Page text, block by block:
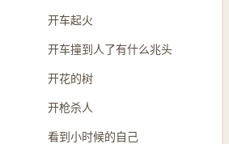
开车起火
开车撞到人了有什么兆头
开花的树
开枪杀人
看到小时候的自己